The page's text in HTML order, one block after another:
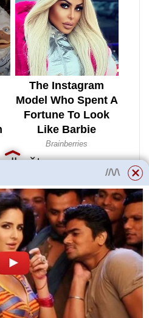
začátek podzimu
jahody
vybrat místo pro
Jaké jsou
rostliny pro
byste se měli